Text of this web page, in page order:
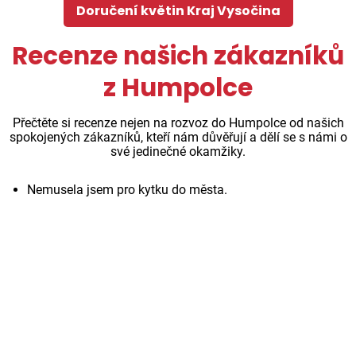
Doručení květin Kraj Vysočina
Recenze našich zákazníků
z Humpolce
Přečtěte si recenze nejen na rozvoz do Humpolce od našich
spokojených zákazníků, kteří nám důvěřují a dělí se s námi o
své jedinečné okamžiky.
Nemusela jsem pro kytku do města.